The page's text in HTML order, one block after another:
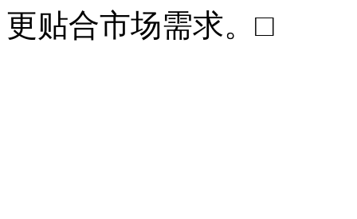
更贴合市场需求。□